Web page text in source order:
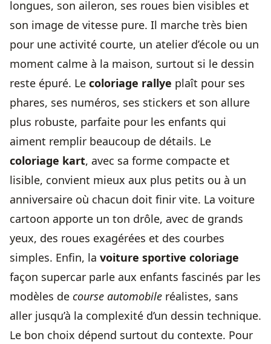
longues, son aileron, ses roues bien visibles et
son image de vitesse pure. Il marche très bien
pour une activité courte, un atelier d’école ou un
moment calme à la maison, surtout si le dessin
reste épuré. Le coloriage rallye plaît pour ses
phares, ses numéros, ses stickers et son allure
plus robuste, parfaite pour les enfants qui
aiment remplir beaucoup de détails. Le
coloriage kart, avec sa forme compacte et
lisible, convient mieux aux plus petits ou à un
anniversaire où chacun doit finir vite. La voiture
cartoon apporte un ton drôle, avec de grands
yeux, des roues exagérées et des courbes
simples. Enfin, la voiture sportive coloriage
façon supercar parle aux enfants fascinés par les
modèles de course automobile réalistes, sans
aller jusqu’à la complexité d’un dessin technique.
Le bon choix dépend surtout du contexte. Pour